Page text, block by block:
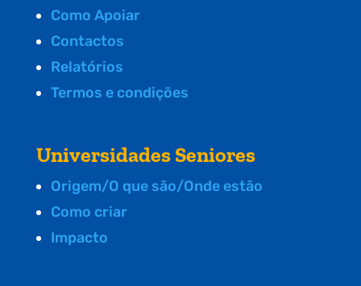
Como Apoiar
Contactos
Relatórios
Termos e condições
Universidades Seniores
Origem/O que são/Onde estão
Como criar
Impacto